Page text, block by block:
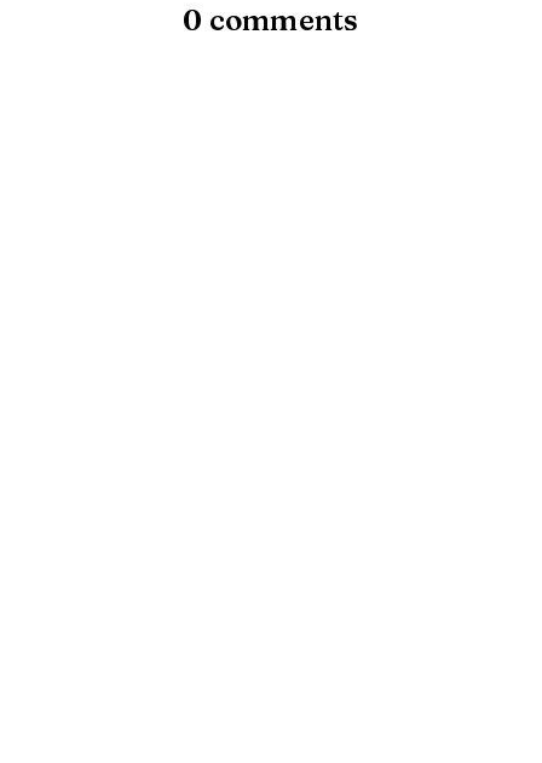
0 comments